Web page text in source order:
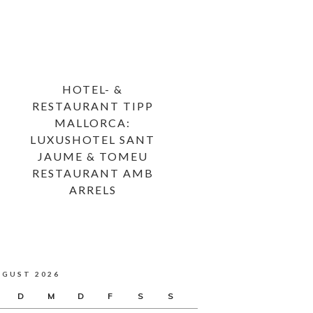
HOTEL- &
RESTAURANT TIPP
MALLORCA:
LUXUSHOTEL SANT
JAUME & TOMEU
RESTAURANT AMB
ARRELS
2026
D M D F S S